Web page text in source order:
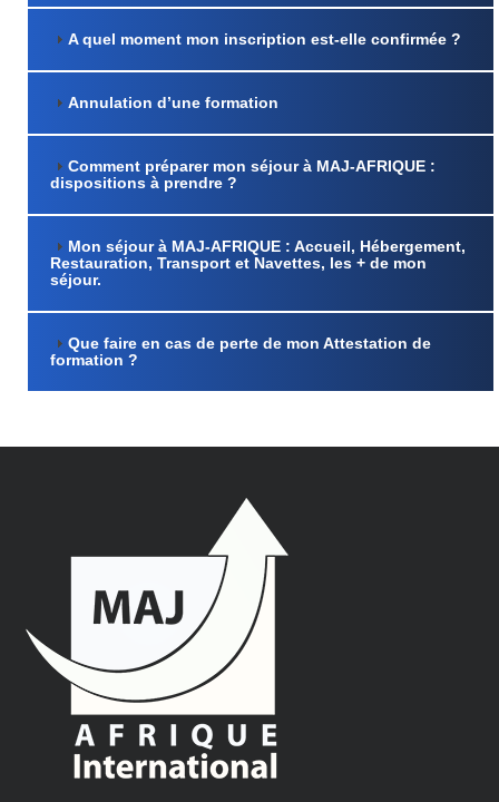
A quel moment mon inscription est-elle confirmée ?
Annulation d’une formation
Comment préparer mon séjour à MAJ-AFRIQUE :
dispositions à prendre ?
Mon séjour à MAJ-AFRIQUE : Accueil, Hébergement,
Restauration, Transport et Navettes, les + de mon
séjour.
Que faire en cas de perte de mon Attestation de
formation ?